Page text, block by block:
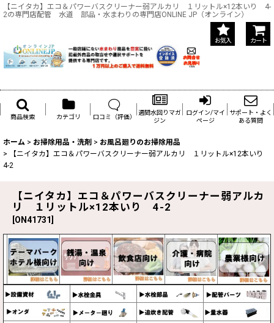
【ニイタカ】エコ＆パワーバスクリーナー弱アルカリ １リットル×12本いり 4-
2の専門店配管 水道 部品・水まわりの専門店ONLINE JP（オンライン）
お気入 カート
商品検索 カテゴリ 口コミ（評価）
週間水回りマガ
ジン
ログイン/マイ
ページ
サポート・よく
ある質問
ホーム > お掃除用品・洗剤 > お風呂廻りのお掃除用品
>
【ニイタカ】エコ＆パワーバスクリーナー弱アルカリ １リットル×12本いり
4-2
【ニイタカ】エコ＆パワーバスクリーナー弱アルカ
リ １リットル×12本いり 4-2
ON41731